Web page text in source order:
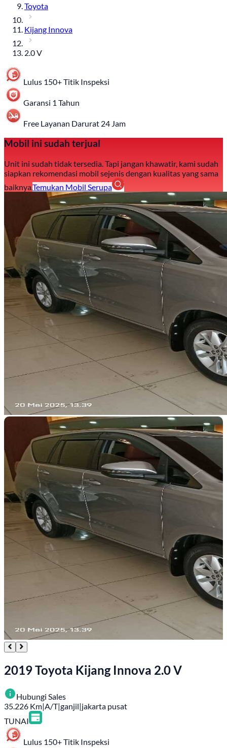
Toyota
Kijang Innova
2.0 V
Lulus 150+ Titik Inspeksi
Garansi 1 Tahun
Free Layanan Darurat 24 Jam
Mobil ini sudah terjual
Unit ini sudah tidak tersedia. Tapi jangan khawatir, kami sudah
siapkan rekomendasi mobil sejenis dengan kualitas yang sama
baiknya.Temukan Mobil Serupa
2019 Toyota Kijang Innova 2.0 V
Hubungi Sales
35.226 Km|A/T|ganjil|jakarta pusat
TUNAI
Lulus 150+ Titik Inspeksi